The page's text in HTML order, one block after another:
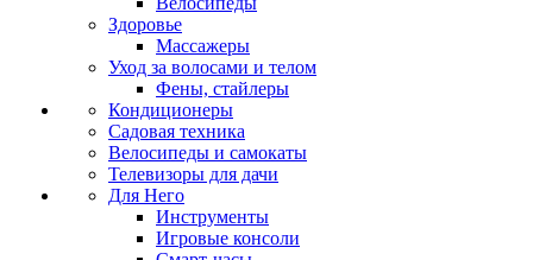
Здоровье
Массажеры
Уход за волосами и телом
Фены, стайлеры
Кондиционеры
Садовая техника
Велосипеды и самокаты
Телевизоры для дачи
Для Него
Инструменты
Игровые консоли